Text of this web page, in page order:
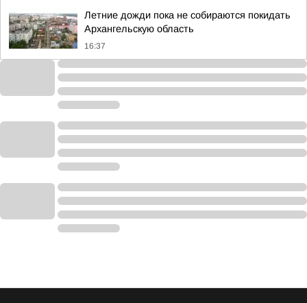
Летние дожди пока не собираются покидать
Архангельскую область
16:37